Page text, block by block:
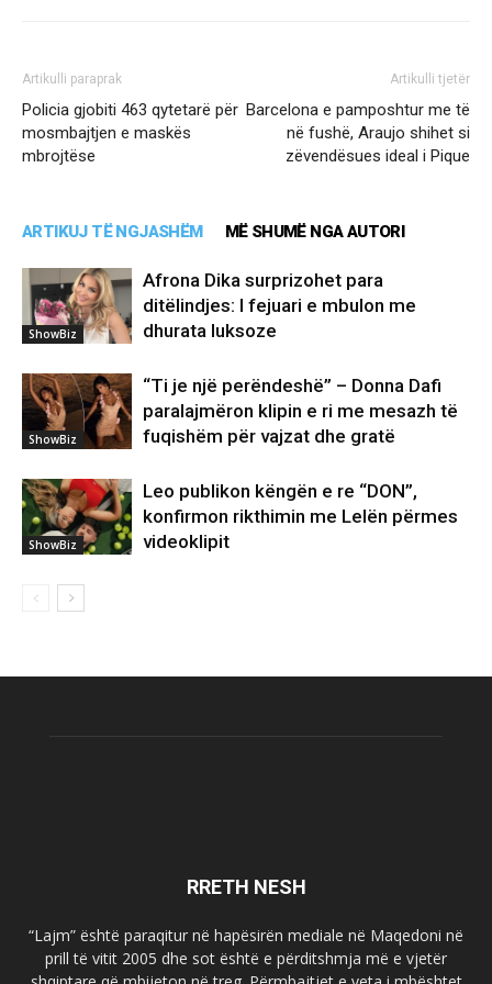
Artikulli paraprak
Policia gjobiti 463 qytetarë për
mosmbajtjen e maskës
mbrojtëse
Artikulli tjetër
Barcelona e pamposhtur me të
në fushë, Araujo shihet si
zëvendësues ideal i Pique
ARTIKUJ TË NGJASHËM MË SHUMË NGA AUTORI
ShowBiz
Afrona Dika surprizohet para
ditëlindjes: I fejuari e mbulon me
dhurata luksoze
ShowBiz
“Ti je një perëndeshë” – Donna Dafi
paralajmëron klipin e ri me mesazh të
fuqishëm për vajzat dhe gratë
ShowBiz
Leo publikon këngën e re “DON”,
konfirmon rikthimin me Lelën përmes
videoklipit
RRETH NESH
“Lajm” është paraqitur në hapësirën mediale në Maqedoni në
prill të vitit 2005 dhe sot është e përditshmja më e vjetër